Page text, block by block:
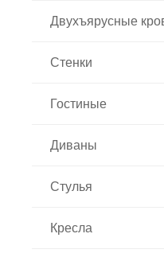
Спальня
Двухъярусные
Стенки
Гостиные
Диваны
Стулья
Кресла